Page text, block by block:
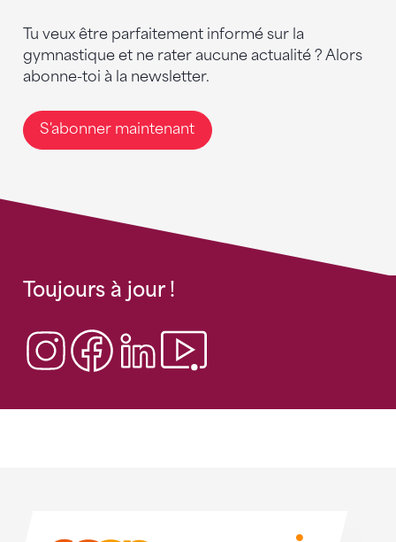
Tu veux être parfaitement informé sur la
gymnastique et ne rater aucune actualité ? Alors
abonne-toi à la newsletter.
S'abonner maintenant
Toujours à jour !